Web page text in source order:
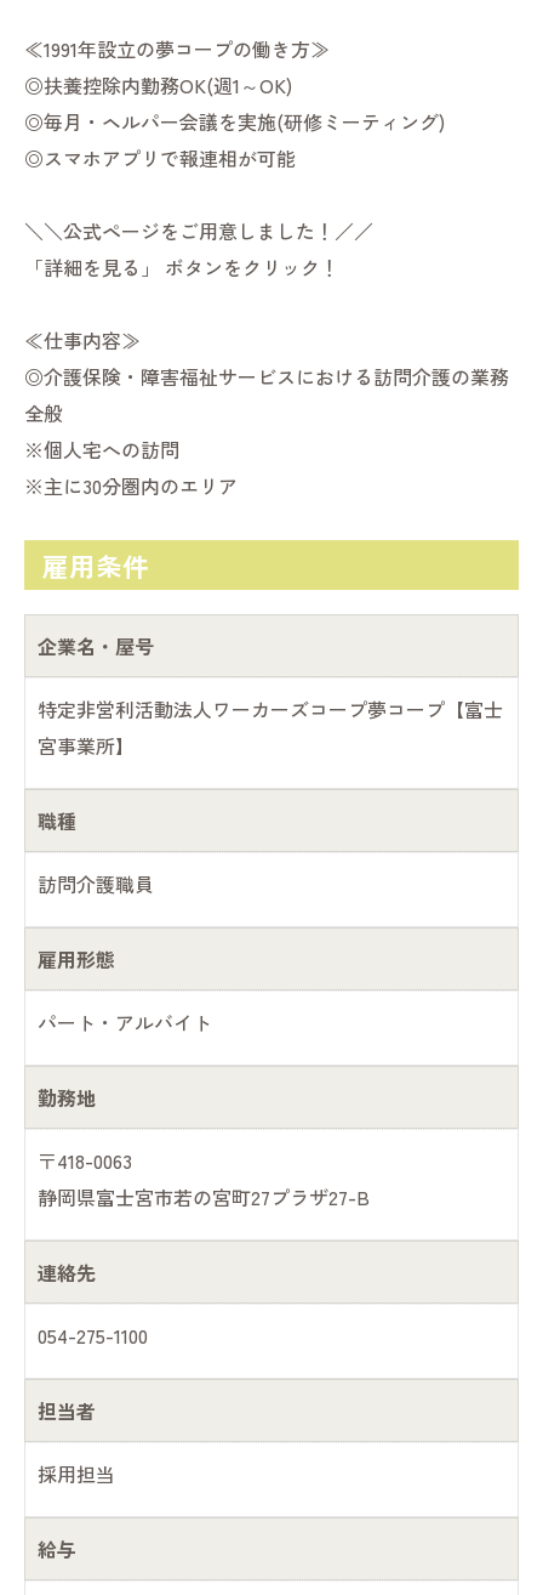
≪1991年設立の夢コープの働き方≫
◎扶養控除内勤務OK(週1～OK)
◎毎月・ヘルパー会議を実施(研修ミーティング)
◎スマホアプリで報連相が可能
＼＼公式ページをご用意しました！／／
「詳細を見る」 ボタンをクリック！
≪仕事内容≫
◎介護保険・障害福祉サービスにおける訪問介護の業務
全般
※個人宅への訪問
※主に30分圏内のエリア
雇用条件
企業名・屋号
特定非営利活動法人ワーカーズコープ夢コープ【富士
宮事業所】
職種
訪問介護職員
雇用形態
パート・アルバイト
勤務地
〒418-0063
静岡県富士宮市若の宮町27プラザ27-B
連絡先
054-275-1100
担当者
採用担当
給与